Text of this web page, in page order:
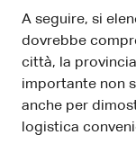
A seguire, si
dovrebbe
città, la
importante non
anche per
logistica